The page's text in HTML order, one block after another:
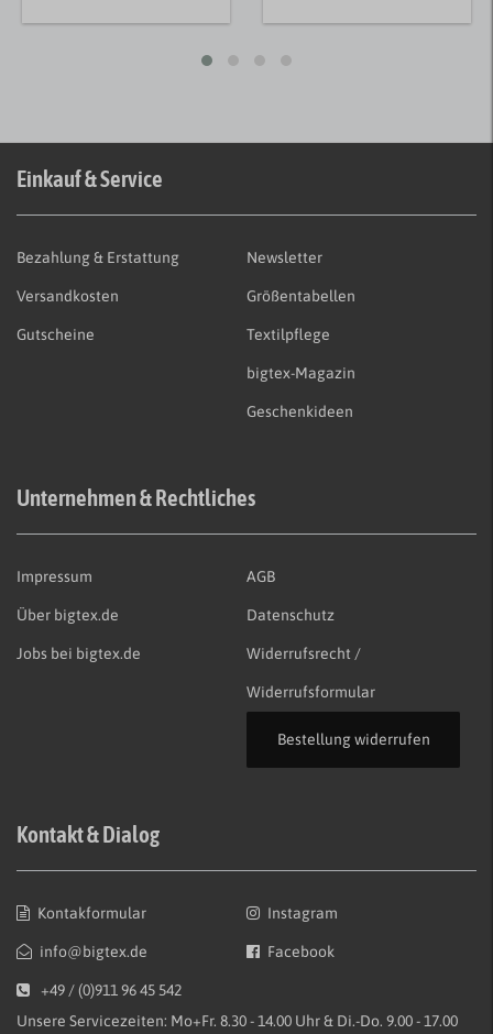
Einkauf & Service
Bezahlung & Erstattung
Versandkosten
Gutscheine
Newsletter
Größentabellen
Textilpflege
bigtex-Magazin
Geschenkideen
Unternehmen & Rechtliches
Impressum
Über bigtex.de
Jobs bei bigtex.de
AGB
Datenschutz
Widerrufsrecht /
Widerrufsformular
Bestellung widerrufen
Kontakt & Dialog
Kontakformular
info@bigtex.de
Instagram
Facebook
+49 / (0)911 96 45 542
Unsere Servicezeiten: Mo+Fr. 8.30 - 14.00 Uhr & Di.-Do. 9.00 - 17.00